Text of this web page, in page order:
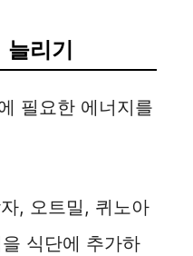
리기
필요한 에너지를
, 오트밀, 퀴노아
식단에 추가하